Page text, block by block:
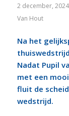
2 december, 2024
Van Hout
Na het
Nadat Pupil
met een
fluit de
wedstrijd.